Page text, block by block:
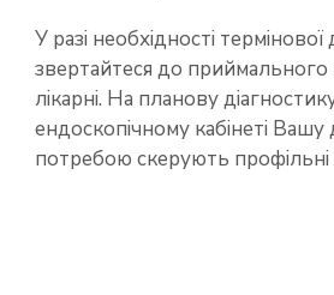
У разі необхідності
звертайтеся до приймального
лікарні. На планову
ендоскопічному кабінеті Вашу
потребою скерують профільні